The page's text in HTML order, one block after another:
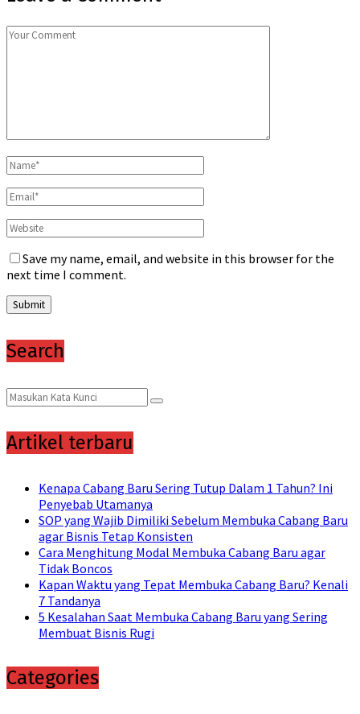
Save my name, email, and website in this browser for the
next time I comment.
Search
Search
for:
Search
Artikel terbaru
Kenapa Cabang Baru Sering Tutup Dalam 1 Tahun? Ini
Penyebab Utamanya
SOP yang Wajib Dimiliki Sebelum Membuka Cabang Baru
agar Bisnis Tetap Konsisten
Cara Menghitung Modal Membuka Cabang Baru agar
Tidak Boncos
Kapan Waktu yang Tepat Membuka Cabang Baru? Kenali
7 Tandanya
5 Kesalahan Saat Membuka Cabang Baru yang Sering
Membuat Bisnis Rugi
Categories